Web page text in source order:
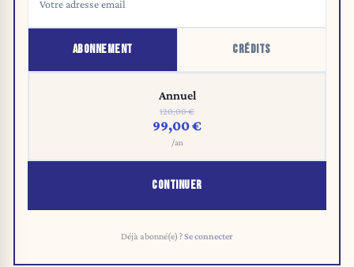
ABONNEMENT CRÉDITS
Annuel
120,00 €
99,00 €
/an
CONTINUER
Déjà abonné(e) ?Se connecter